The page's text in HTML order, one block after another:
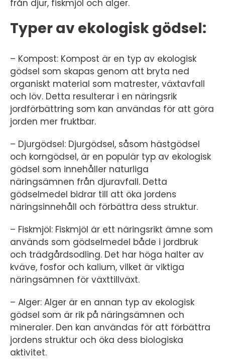
från djur, fiskmjöl och alger.
Typer av ekologisk gödsel:
– Kompost: Kompost är en typ av ekologisk
gödsel som skapas genom att bryta ned
organiskt material som matrester, växtavfall
och löv. Detta resulterar i en näringsrik
jordförbättring som kan användas för att göra
jorden mer fruktbar.
– Djurgödsel: Djurgödsel, såsom hästgödsel
och korngödsel, är en populär typ av ekologisk
gödsel som innehåller naturliga
näringsämnen från djuravfall. Detta
gödselmedel bidrar till att öka jordens
näringsinnehåll och förbättra dess struktur.
– Fiskmjöl: Fiskmjöl är ett näringsrikt ämne som
används som gödselmedel både i jordbruk
och trädgårdsodling. Det har höga halter av
kväve, fosfor och kalium, vilket är viktiga
näringsämnen för växttillväxt.
– Alger: Alger är en annan typ av ekologisk
gödsel som är rik på näringsämnen och
mineraler. Den kan användas för att förbättra
jordens struktur och öka dess biologiska
aktivitet.